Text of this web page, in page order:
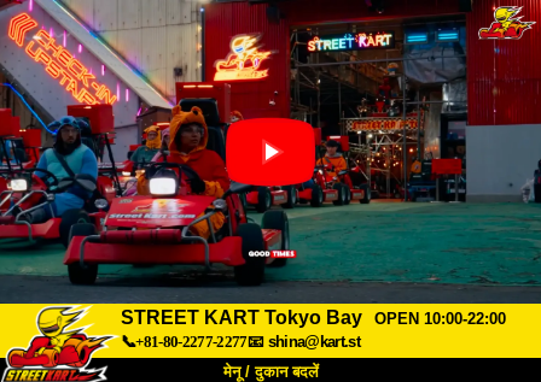
STREET KART Tokyo Bay
OPEN 10:00-22:00
📞+81-80-2277-2277📧 shina@kart.st
मेनू / दुकान बदलें